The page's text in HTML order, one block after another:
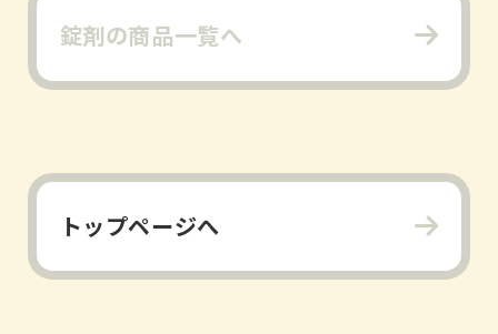
錠剤の商品一覧へ
トップページへ